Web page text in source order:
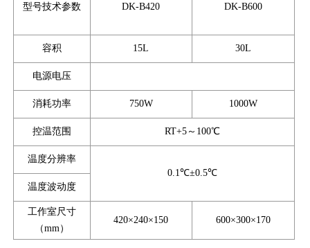
型号技术参数 DK-B420 DK-B600
容积 15L 30L
电源电压
消耗功率 750W 1000W
控温范围 RT+5～100℃
温度分辨率
0.1℃±0.5℃
温度波动度
工作室尺寸
（mm）
420×240×150 600×300×170